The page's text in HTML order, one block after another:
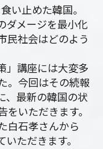
い止めた韓国。
ダメージを最小化
民社会はどのよう
」講座には大変多
。今回はその続報
、最新の韓国の状
いただきます。
白石孝さんから
ただきます。